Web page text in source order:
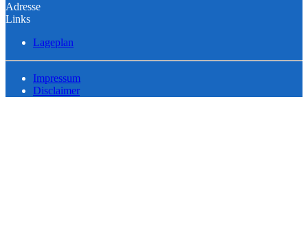
Adresse
Links
Lageplan
Impressum
Disclaimer